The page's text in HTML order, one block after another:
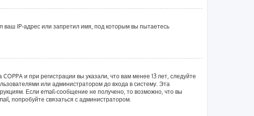
ваш IP-адрес или запретил имя, под которым вы пытаетесь
и при регистрации вы указали, что вам менее 13 лет, следуйте
или администратором до входа в систему. Эта
Если email-сообщение не получено, то возможно, что вы
попробуйте связаться с администратором.